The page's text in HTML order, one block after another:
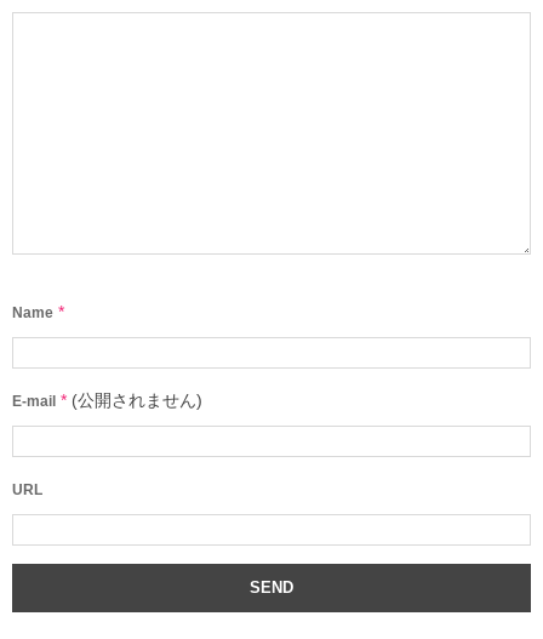
Name *
E-mail * (公開されません)
URL